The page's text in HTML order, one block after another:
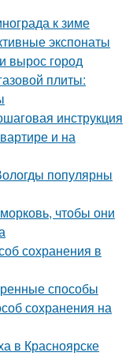
к зиме
экспонаты
вырос город
плиты:
инструкция
и на
популярны
чтобы они
сохранения в
способы
сохранения на
в Красноярске